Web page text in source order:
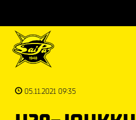
05.11.2021 09:35